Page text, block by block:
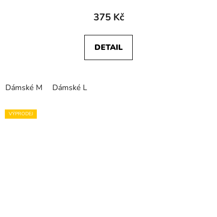
375 Kč
DETAIL
Dámské M Dámské L
VÝPRODEJ